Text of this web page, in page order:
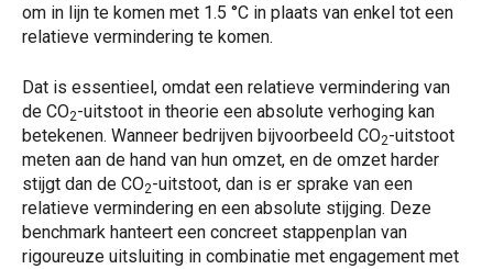
om in lijn te komen met 1.5 °C in plaats van enkel tot een
relatieve vermindering te komen.
Dat is essentieel, omdat een relatieve vermindering van
de CO2-uitstoot in theorie een absolute verhoging kan
betekenen. Wanneer bedrijven bijvoorbeeld CO2-uitstoot
meten aan de hand van hun omzet, en de omzet harder
stijgt dan de CO2-uitstoot, dan is er sprake van een
relatieve vermindering en een absolute stijging. Deze
benchmark hanteert een concreet stappenplan van
rigoureuze uitsluiting in combinatie met engagement met